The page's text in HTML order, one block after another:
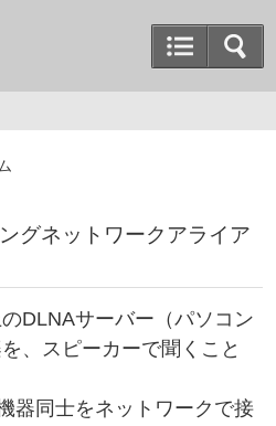
グネットワークアライア
DLNAサーバー（パソコン
、スピーカーで聞くこと
器同士をネットワークで接